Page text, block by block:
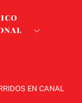
EN CANAL